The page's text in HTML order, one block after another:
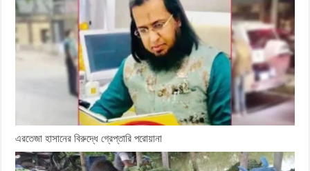
এরতেজা হাসানের বিরুদ্ধে গ্রেপ্তারি পরোয়ানা